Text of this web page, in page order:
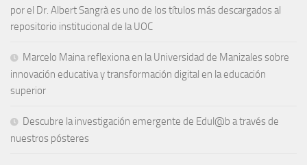
por el Dr. Albert Sangrà es uno de los títulos más descargados al
repositorio institucional de la UOC
Marcelo Maina reflexiona en la Universidad de Manizales sobre
innovación educativa y transformación digital en la educación
superior
Descubre la investigación emergente de Edul@b a través de
nuestros pósteres